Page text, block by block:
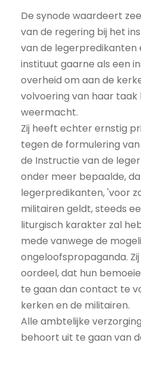
De synode waardeert
van de regering bij het
van de legerpredikanten
instituut gaarne als een
overheid om aan de
volvoering van haar taak
weermacht.
Zij heeft echter ernstig
tegen de formulering
de Instructie van de
onder meer bepaalde,
legerpredikanten, 'voor
militairen geldt, steeds
liturgisch karakter zal
mede vanwege de
ongeloofspropaganda.
oordeel, dat hun
te gaan dan contact te
kerken en de militairen.
Alle ambtelijke
behoort uit te gaan van